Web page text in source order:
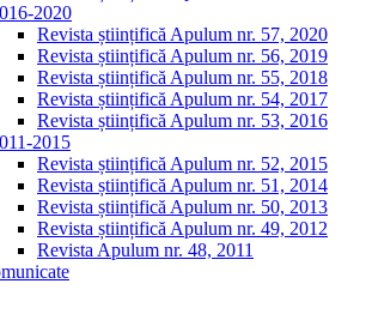
2020
Revista științifică Apulum nr. 57, 2020
Revista științifică Apulum nr. 56, 2019
Revista științifică Apulum nr. 55, 2018
Revista științifică Apulum nr. 54, 2017
Revista științifică Apulum nr. 53, 2016
2015
Revista științifică Apulum nr. 52, 2015
Revista științifică Apulum nr. 51, 2014
Revista științifică Apulum nr. 50, 2013
Revista științifică Apulum nr. 49, 2012
Revista Apulum nr. 48, 2011